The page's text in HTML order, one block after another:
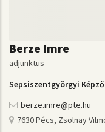
Berze Imre
adjunktus
Sepsiszentgyörgyi
berze.imre@pte.hu
7630 Pécs, Zsolnay